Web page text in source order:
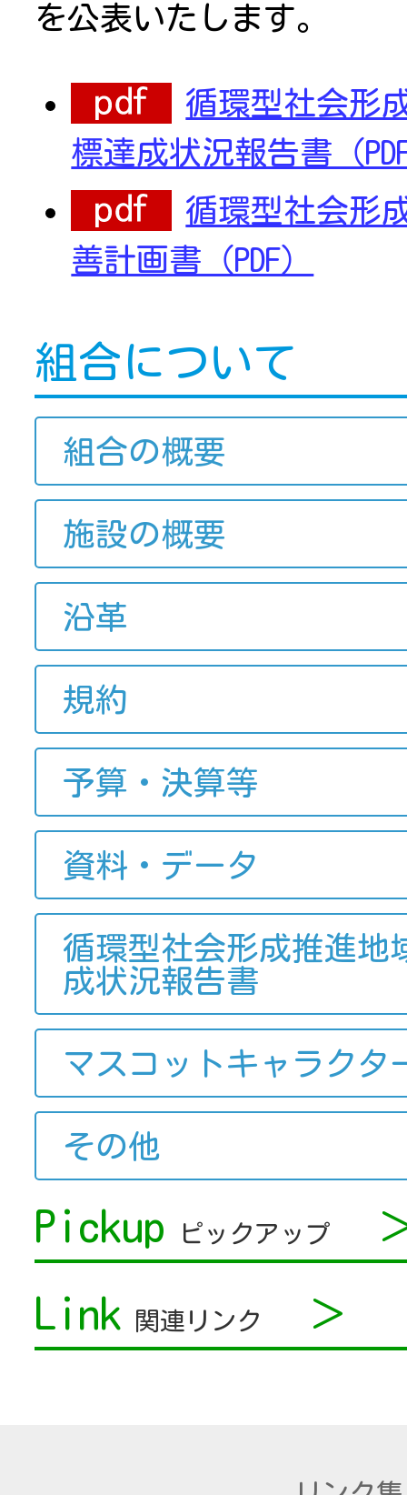
を公表いたします。
循環型社会形
標達成状況報告書（
循環型社会形
善計画書（PDF）
組合について
組合の概要
施設の概要
沿革
規約
予算・決算等
資料・データ
循環型社会形成推進地
成状況報告書
マスコットキャラクタ
その他
Pickup ピックアップ
Link
関連リンク ＞